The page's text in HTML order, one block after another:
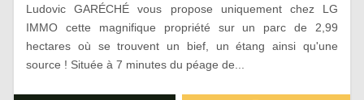
Ludovic GARÉCHÉ vous propose uniquement chez LG
IMMO cette magnifique propriété sur un parc de 2,99
hectares où se trouvent un bief, un étang ainsi qu'une
source ! Située à 7 minutes du péage de...